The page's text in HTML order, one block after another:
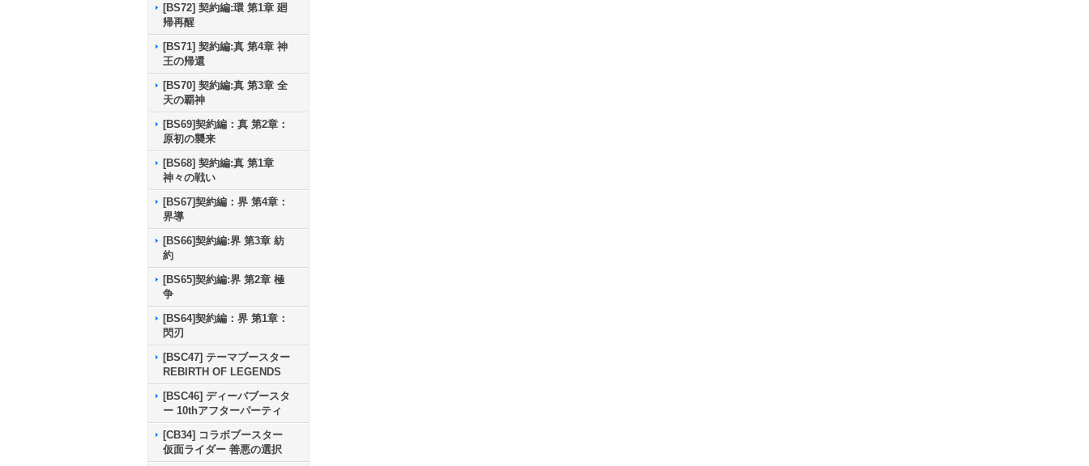
[BS72] 契約編:環 第1章 廻
帰再醒
[BS71] 契約編:真 第4章 神
王の帰還
[BS70] 契約編:真 第3章 全
天の覇神
[BS69]契約編：真 第2章：
原初の襲来
[BS68] 契約編:真 第1章
神々の戦い
[BS67]契約編：界 第4章：
界導
[BS66]契約編:界 第3章 紡
約
[BS65]契約編:界 第2章 極
争
[BS64]契約編：界 第1章：
閃刃
[BSC47] テーマブースター
REBIRTH OF LEGENDS
[BSC46] ディーバブースタ
ー 10thアフターパーティ
[CB34] コラボブースター
仮面ライダー 善悪の選択